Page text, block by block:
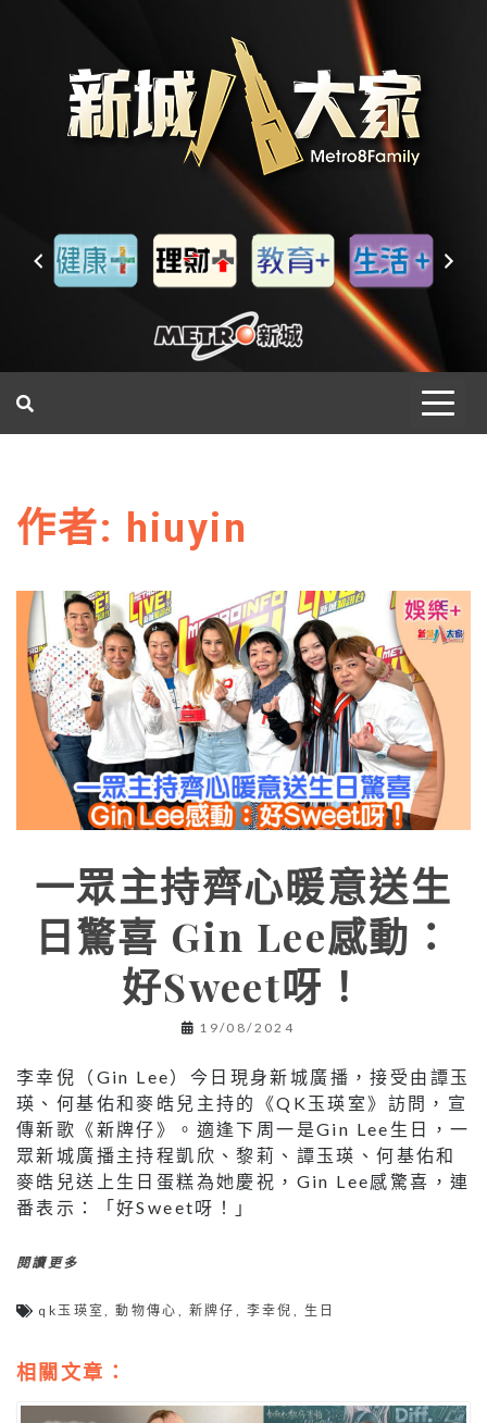
作者: hiuyin
一眾主持齊心暖意送生
日驚喜 Gin Lee感動：
好Sweet呀！
19/08/2024
李幸倪（Gin Lee）今日現身新城廣播，接受由譚玉
瑛、何基佑和麥皓兒主持的《QK玉瑛室》訪問，宣
傳新歌《新牌仔》。適逢下周一是Gin Lee生日，一
眾新城廣播主持程凱欣、黎莉、譚玉瑛、何基佑和
麥皓兒送上生日蛋糕為她慶祝，Gin Lee感驚喜，連
番表示：「好Sweet呀！」
閱讀更多
qk玉瑛室 ,動物傳心 新牌仔 李幸倪 生日
相關文章：